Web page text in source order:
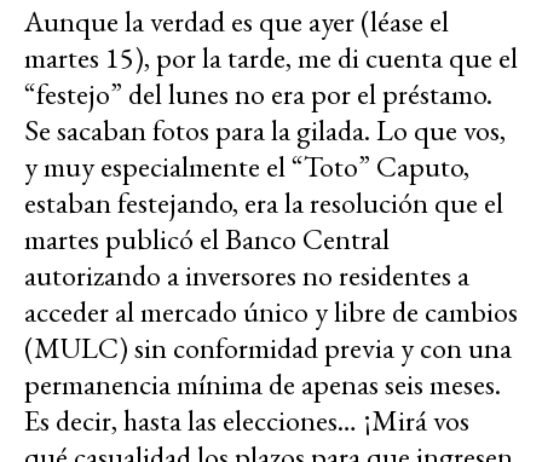
Aunque la verdad es que ayer (léase el
martes 15), por la tarde, me di cuenta que el
“festejo” del lunes no era por el préstamo.
Se sacaban fotos para la gilada. Lo que vos,
y muy especialmente el “Toto” Caputo,
estaban festejando, era la resolución que el
martes publicó el Banco Central
autorizando a inversores no residentes a
acceder al mercado único y libre de cambios
(MULC) sin conformidad previa y con una
permanencia mínima de apenas seis meses.
Es decir, hasta las elecciones… ¡Mirá vos